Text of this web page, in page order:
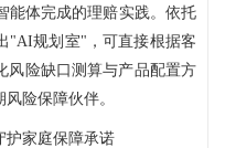
能体完成的理赔实践。依托
"AI规划室"，可直接根据客
风险缺口测算与产品配置方
险保障伙伴。
护家庭保障承诺